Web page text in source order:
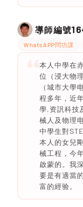
導師編號
WhatsAPP問功課
本人中學在
位（浸大物
（城市大學
程多年，近
學,资訉科技
械人及物理
中學生對
本人的女兒
械工程，今
啟蒙的。我
要是有適當
富的經验。